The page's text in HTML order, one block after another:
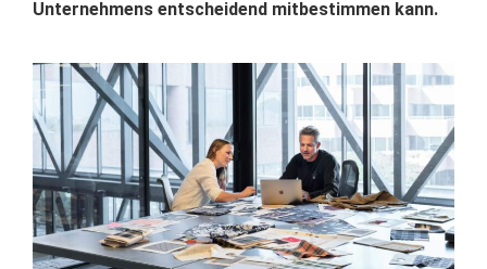
Unternehmens entscheidend mitbestimmen kann.